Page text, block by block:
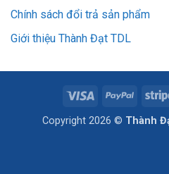
Chính sách đổi trả sản phẩm
Giới thiệu Thành Đạt TDL
Visa PayPal
Copyright 2026 © Thành